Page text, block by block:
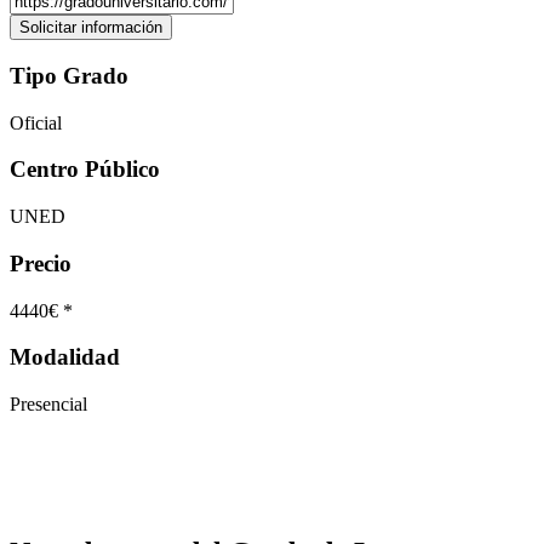
Tipo Grado
Oficial
Centro Público
UNED
Precio
4440€ *
Modalidad
Presencial